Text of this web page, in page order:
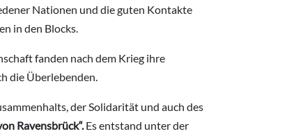
Nationen und die guten Kontakte
in den Blocks.
fanden nach dem Krieg ihre
die Überlebenden.
der Solidarität und auch des
Ravensbrück“.Es entstand unter der